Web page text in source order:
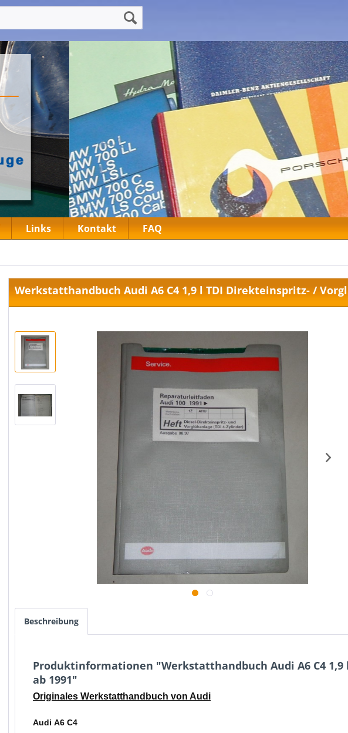
Links Kontakt FAQ
Werkstatthandbuch Audi A6 C4 1,9 l TDI Direkteinspritz- /
Beschreibung
Produktinformationen "Werkstatthandbuch Audi A6 C4
ab 1991"
Originales Werkstatthandbuch von Audi
Audi A6 C4